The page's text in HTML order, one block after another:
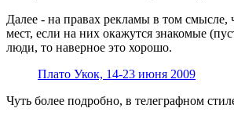
Далее - на правах рекламы в том смысле,
мест, если на них окажутся знакомые
люди, то наверное это хорошо.
Плато Укок, 14-23 июня 2009
Чуть более подробно, в телеграфном